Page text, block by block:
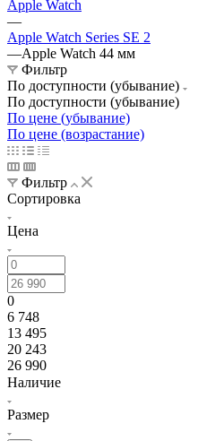
Apple Watch
—
Apple Watch Series SE 2
—Apple Watch 44 мм
Фильтр
По доступности (убывание)
По доступности (убывание)
По цене (убывание)
По цене (возрастание)
Фильтр
Сортировка
Цена
0
6 748
13 495
20 243
26 990
Наличие
Размер